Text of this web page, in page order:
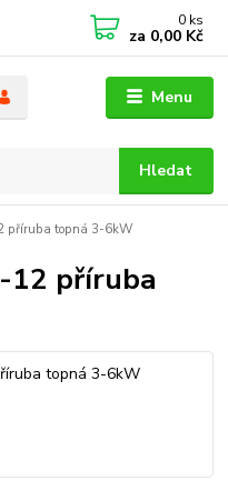
Menu
Hledat
0 ks
za 0,00 Kč
příruba topná 3-6kW
12 příruba